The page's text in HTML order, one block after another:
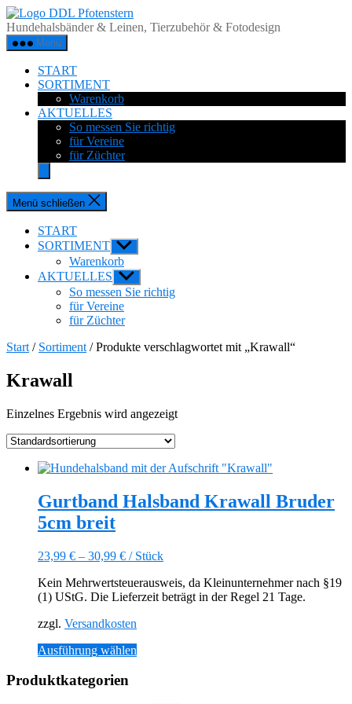
Zum
Inhalt
springen
Pfotenstern
Hundehalsbänder & Leinen, Tierzubehör & Fotodesign
Menü
START
SORTIMENT
Warenkorb
AKTUELLES
So messen Sie richtig
für Vereine
für Züchter
Menü schließen
START
SORTIMENT Untermenü
anzeigen
Warenkorb
AKTUELLES Untermenü
anzeigen
So messen Sie richtig
für Vereine
für Züchter
Start / Sortiment / Produkte verschlagwortet mit „Krawall“
Krawall
Einzelnes Ergebnis wird angezeigt
Gurtband Halsband Krawall Bruder
5cm breit
23,99 € – 30,99 € / Stück
Kein Mehrwertsteuerausweis, da Kleinunternehmer nach §19
(1) UStG. Die Lieferzeit beträgt in der Regel 21 Tage.
zzgl. Versandkosten
Ausführung wählen
Produktkategorien